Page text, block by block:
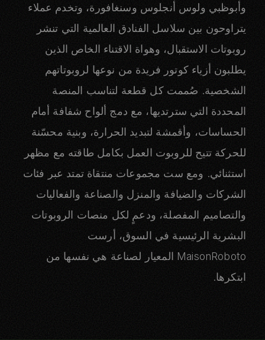
وأبوظبي ولوس أنجلوس وسنغافورة، وتخدم عملاء
يتراوحون بين سلاسل الفنادق العالمية التي تنشر
روبوتات الاستقبال، وهواة الاقتناء الخاص الذين
يطلبون أزياء كوتور فريدة من نوعها لروبوتاتهم
الشخصية. صُممت كل قطعة لتناسب المنصة
المحددة التي سترتديها، مع دمج ألواح شفافة أمام
الحساسات، وأقمشة لتبديد الحرارة، وبنية محسّنة
للحركة تتيح للروبوت العمل بكامل طاقته مع مظهر
استثنائي. ومع ست مجموعات منتقاة تمتد عبر فئات
الشركات والضيافة والمنزل والصناعة والفعاليات
والتصاميم المفصلة، ودعمٍ لكل منصات الروبوتات
البشرية الرئيسية في السوق، أرست
MaisonRoboto المعيار لصناعة هي نفسها من
ابتكرها.